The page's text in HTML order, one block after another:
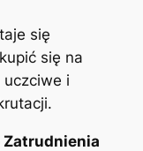
się
się na
uczciwe i